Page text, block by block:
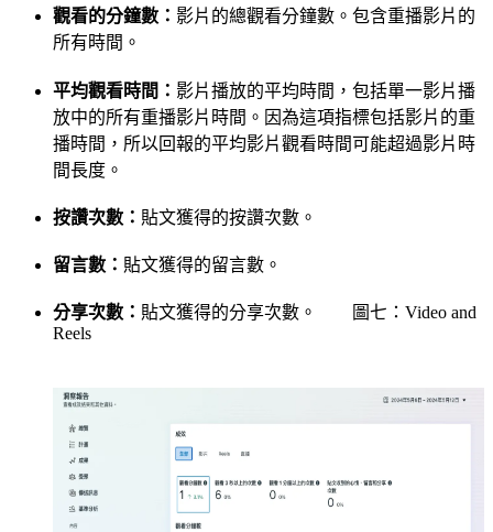
觀看的分鐘數： 影片的總觀看分鐘數。包含重播影片的
所有時間。
平均觀看時間： 影片播放的平均時間，包括單一影片播
放中的所有重播影片時間。因為這項指標包括影片的重
播時間，所以回報的平均影片觀看時間可能超過影片時
間長度。
按讚次數： 貼文獲得的按讚次數。
留言數： 貼文獲得的留言數。
分享次數： 貼文獲得的分享次數。 圖七：Video and
Reels